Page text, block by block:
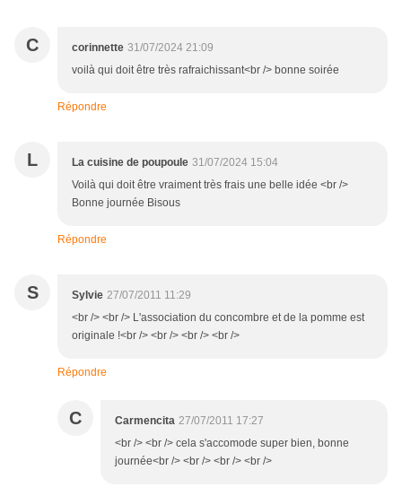
C corinnette 31/07/2024 21:09
voilà qui doit être très rafraichissant<br /> bonne soirée
Répondre
L La cuisine de poupoule 31/07/2024 15:04
Voilà qui doit être vraiment très frais une belle idée <br />
Bonne journée Bisous
Répondre
S Sylvie 27/07/2011 11:29
<br /> <br /> L'association du concombre et de la pomme est
originale !<br /> <br /> <br /> <br />
Répondre
C Carmencita 27/07/2011 17:27
<br /> <br /> cela s'accomode super bien, bonne
journée<br /> <br /> <br /> <br />